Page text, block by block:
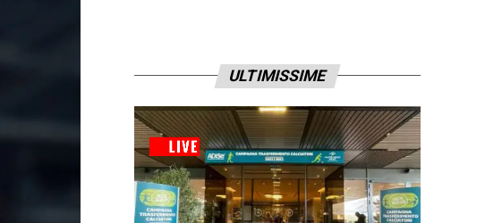
ULTIMISSIME